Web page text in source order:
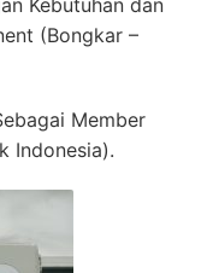
(Bongkar –
Member
Indonesia).